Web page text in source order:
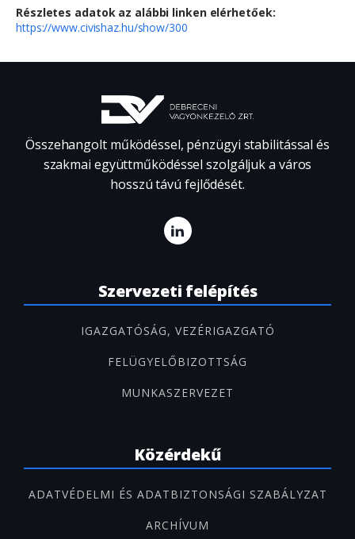
Részletes adatok az alábbi linken elérhetőek:
https://www.civishaz.hu/show/300
Összehangolt működéssel, pénzügyi stabilitással és
szakmai együttműködéssel szolgáljuk a város
hosszú távú fejlődését.
Szervezeti felépítés
IGAZGATÓSÁG, VEZÉRIGAZGATÓ
FELÜGYELŐBIZOTTSÁG
MUNKASZERVEZET
Közérdekű
ADATVÉDELMI ÉS ADATBIZTONSÁGI SZABÁLYZAT
ARCHÍVUM